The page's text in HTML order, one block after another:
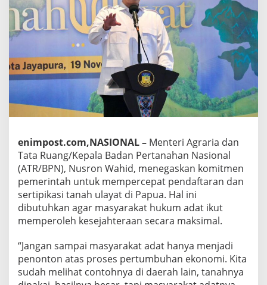
enimpost.com,NASIONAL – Menteri Agraria dan
Tata Ruang/Kepala Badan Pertanahan Nasional
(ATR/BPN), Nusron Wahid, menegaskan komitmen
pemerintah untuk mempercepat pendaftaran dan
sertipikasi tanah ulayat di Papua. Hal ini
dibutuhkan agar masyarakat hukum adat ikut
memperoleh kesejahteraan secara maksimal.
“Jangan sampai masyarakat adat hanya menjadi
penonton atas proses pertumbuhan ekonomi. Kita
sudah melihat contohnya di daerah lain, tanahnya